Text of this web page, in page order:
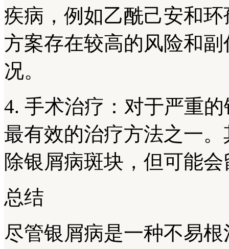
疾病，例如乙酰己安和
方案存在较高的风险和
况。
4. 手术治疗：对于严重
最有效的治疗方法之一
除银屑病斑块，但可能
总结
尽管银屑病是一种不易